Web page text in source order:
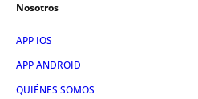
Nosotros
APP IOS
APP ANDROID
QUIÉNES SOMOS